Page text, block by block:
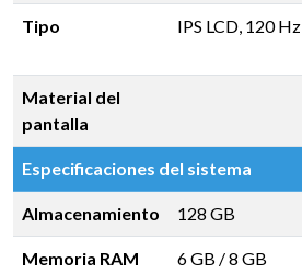
Tipo IPS LCD, 120 Hz
Material del
pantalla
Especificaciones del sistema
Almacenamiento 128 GB
Memoria RAM 6 GB /8 GB